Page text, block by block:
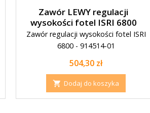
Zawór LEWY regulacji
wysokości fotel ISRI 6800
Zawór regulacji wysokości fotel ISRI
6800 - 914514-01
Cena
504,30 zł
 Dodaj do koszyka